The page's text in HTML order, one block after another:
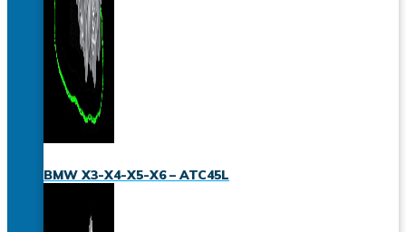
BMW X3-X4-X5-X6 – ATC45L